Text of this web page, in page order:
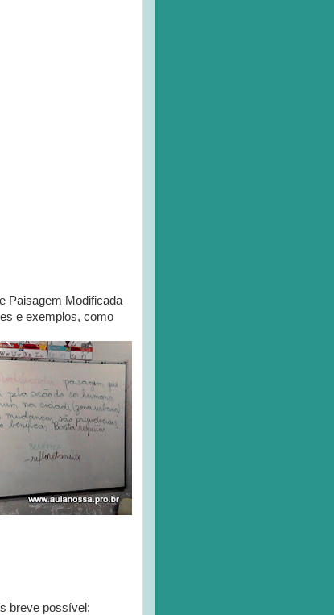
Paisagem Modificada
e exemplos, como
breve possível: